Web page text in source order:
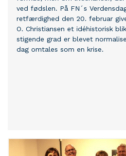
ved fødslen. På FN´s
retfærdighed den 20. februar
O. Christiansen et idéhistorisk
stigende grad er blevet
dag omtales som en krise.